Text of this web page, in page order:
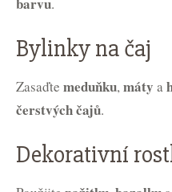
.
Bylinky na čaj
Zasaďte meduňku,máty a
čerstvých čajů.
Dekorativní